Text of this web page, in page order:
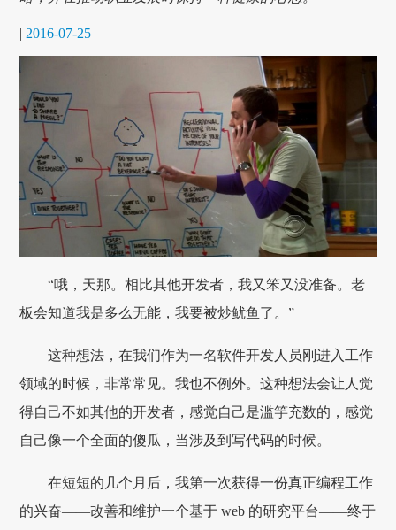
| 2016-07-25
“哦，天那。相比其他开发者，我又笨又没准备。老
板会知道我是多么无能，我要被炒鱿鱼了。”
这种想法，在我们作为一名软件开发人员刚进入工作
领域的时候，非常常见。我也不例外。这种想法会让人觉
得自己不如其他的开发者，感觉自己是滥竽充数的，感觉
自己像一个全面的傻瓜，当涉及到写代码的时候。
在短短的几个月后，我第一次获得一份真正编程工作
的兴奋——改善和维护一个基于 web 的研究平台——终于